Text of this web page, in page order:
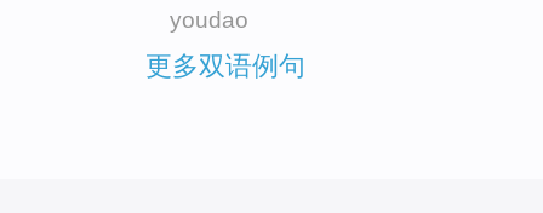
youdao
更多双语例句